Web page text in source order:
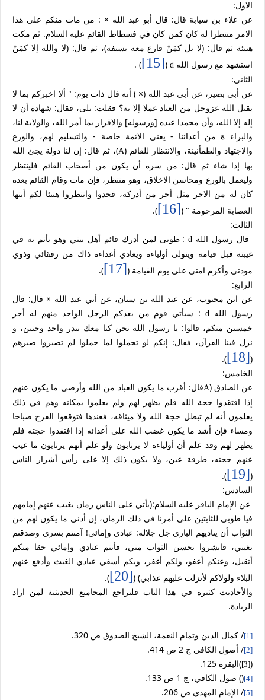
الاول:
عن علاء بن سيابة قال: قال أبو عبد الله × : من مات منكم على هذا
الامر منتظرا له كان كمن كان في فسطاط القائم عليه السلام. ثم مكث
هنيئة ثم قال: (لا بل كمَنْ قارع معه بسيفه)، ثم قال: (لا والله إلا كمَنْ
استشهد مع رسول الله d
(
[15]
) .
الثاني:
عن أبى بصير، عن أبي عبد الله (× ) أنه قال ذات يوم: " ألا اخبركم بما لا
يقبل الله عزوجل من العباد عملا إلا به؟ فقلت: بلى، فقال: شهادة أن لا
إله إلا الله، وأن محمدا عبده [ورسوله] والاقرار بما أمر الله، والولاية لنا،
والبراء ة من أعدائنا - يعني الائمة خاصة - والتسليم لهم، والورع
والاجتهاد والطمأنينة، والانتظار للقائم (A)، ثم قال: إن لنا دولة يجئ الله
بها إذا شاء ثم قال: من سره أن يكون من أصحاب القائم فلينتظر
وليعمل بالورع ومحاسن الاخلاق، وهو منتظر، فإن مات وقام القائم بعده
كان له من الاجر مثل أجر من أدركه، فجدوا وانتظروا هنيئا لكم أيتها
العصابة المرحومة " ([16]
).
الثالث:
قال رسول الله d : طوبى لمن أدرك قائم أهل بيتي وهو يأتم به في
غيبته قبل قيامه ويتولى أولياءه ويعادي أعداءه ذاك من رفقائي وذوي
مودتي وأكرم امتي علي يوم القيامة ([17]
).
الرابع:
عن ابن محبوب، عن عبد الله بن سنان، عن أبي عبد الله × قال: قال
رسول الله d
: سيأتي قوم من بعدكم الرجل الواحد منهم له أجر
خمسين منكم، قالوا: يا رسول الله نحن كنا معك ببدر واحد وحنين، و
نزل فينا القرآن، فقال: إنكم لو تحملوا لما حملوا لم تصبروا صبرهم
(
[18]
).
الخامس:
عن الصادق (Aقال: أقرب ما يكون العباد من الله وأرضى ما يكون عنهم
إذا افتقدوا حجة الله فلم يظهر لهم ولم يعلموا بمكانه وهم في ذلك
يعلمون أنه لم تبطل حجة الله ولا ميثاقه، فعندها فتوقعوا الفرج صباحا
ومساء فإن أشد ما يكون غضب الله على أعدائه إذا افتقدوا حجته فلم
يظهر لهم وقد علم أن أولياءه لا يرتابون ولو علم أنهم يرتابون ما غيب
عنهم حجته، طرفة عين، ولا يكون ذلك إلا على رأس أشرار الناس
(
[19]
).
السادس:
عن الإمام الباقر عليه السلام:(يأتي على الناس زمان يغيب عنهم إمامهم
فيا طوبى للثابتين على أمرنا في ذلك الزمان، إن أدنى ما يكون لهم من
الثواب أن يناديهم الباري جل جلاله: عبادي وإمائي! آمنتم بسري وصدقتم
بغيبي، فابشروا بحسن الثواب مني، فأنتم عبادي وإمائي حقا منكم
أتقبل، وعنكم أعفو، ولكم أغفر، وبكم أسقي عبادي الغيث وأدفع عنهم
البلاء ولولاكم لأنزلت عليهم عذابي) ([20]
).
والأحاديث كثيرة في هذا الباب فليراجع المجاميع الحديثية لمن اراد
الزيادة.
[1]
/ كمال الدين وتمام النعمة، الشيخ الصدوق ص 320.
[2]/ أصول الكافي ج 2 ص 414.
([3]) البقرة 125.
[4]
)) صول الكافي، ج 1 ص 133.
[5]/ الإمام المهدي ص 206.